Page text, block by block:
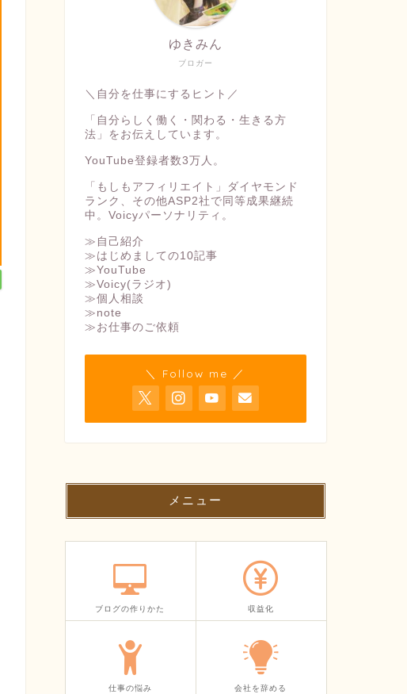
ブロガー
ゆきみん
＼自分を仕事にするヒント／
「自分らしく働く・関わる・生きる方
法」をお伝えしています。
YouTube登録者数3万人。
「もしもアフィリエイト」ダイヤモンド
ランク、その他ASP2社で同等成果継続
中。Voicyパーソナリティ。
≫自己紹介
≫はじめましての10記事
≫YouTube
≫Voicy(ラジオ)
≫個人相談
≫note
≫お仕事のご依頼
＼ Follow me ／
メニュー
ブログの作りかた 収益化
仕事の悩み 会社を辞める